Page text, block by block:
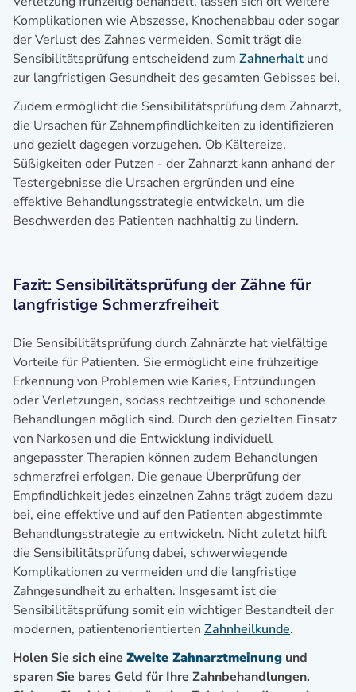
Komplikationen wie Abszesse, Knochenabbau oder sogar
der Verlust des Zahnes vermeiden. Somit trägt die
Sensibilitätsprüfung entscheidend zum Zahnerhalt und
zur langfristigen Gesundheit des gesamten Gebisses bei.
Zudem ermöglicht die Sensibilitätsprüfung dem Zahnarzt,
die Ursachen für Zahnempfindlichkeiten zu identifizieren
und gezielt dagegen vorzugehen. Ob Kältereize,
Süßigkeiten oder Putzen - der Zahnarzt kann anhand der
Testergebnisse die Ursachen ergründen und eine
effektive Behandlungsstrategie entwickeln, um die
Beschwerden des Patienten nachhaltig zu lindern.
Fazit: Sensibilitätsprüfung der Zähne für
langfristige Schmerzfreiheit
Die Sensibilitätsprüfung durch Zahnärzte hat vielfältige
Vorteile für Patienten. Sie ermöglicht eine frühzeitige
Erkennung von Problemen wie Karies, Entzündungen
oder Verletzungen, sodass rechtzeitige und schonende
Behandlungen möglich sind. Durch den gezielten Einsatz
von Narkosen und die Entwicklung individuell
angepasster Therapien können zudem Behandlungen
schmerzfrei erfolgen. Die genaue Überprüfung der
Empfindlichkeit jedes einzelnen Zahns trägt zudem dazu
bei, eine effektive und auf den Patienten abgestimmte
Behandlungsstrategie zu entwickeln. Nicht zuletzt hilft
die Sensibilitätsprüfung dabei, schwerwiegende
Komplikationen zu vermeiden und die langfristige
Zahngesundheit zu erhalten. Insgesamt ist die
Sensibilitätsprüfung somit ein wichtiger Bestandteil der
modernen, patientenorientierten Zahnheilkunde.
Holen Sie sich eine Zweite Zahnarztmeinung und
sparen Sie bares Geld für Ihre Zahnbehandlungen.